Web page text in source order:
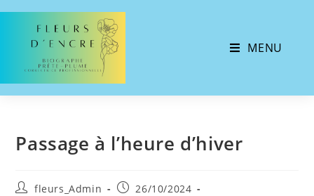
MENU
Passage à l’heure d’hiver
fleurs_Admin
26/10/2024